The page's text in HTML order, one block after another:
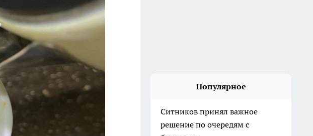
Популярное
Ситников принял важное
решение по очередям с